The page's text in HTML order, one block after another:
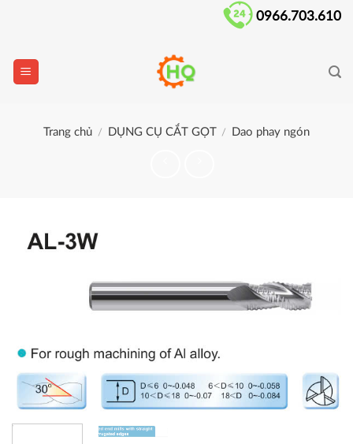
0966.703.610
Trang chủ / DỤNG CỤ CẮT GỌT / Dao phay ngón